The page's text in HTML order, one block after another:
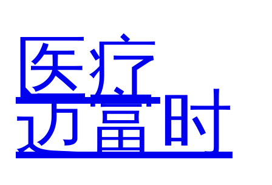
AI智能
体中台
医疗
迈富时